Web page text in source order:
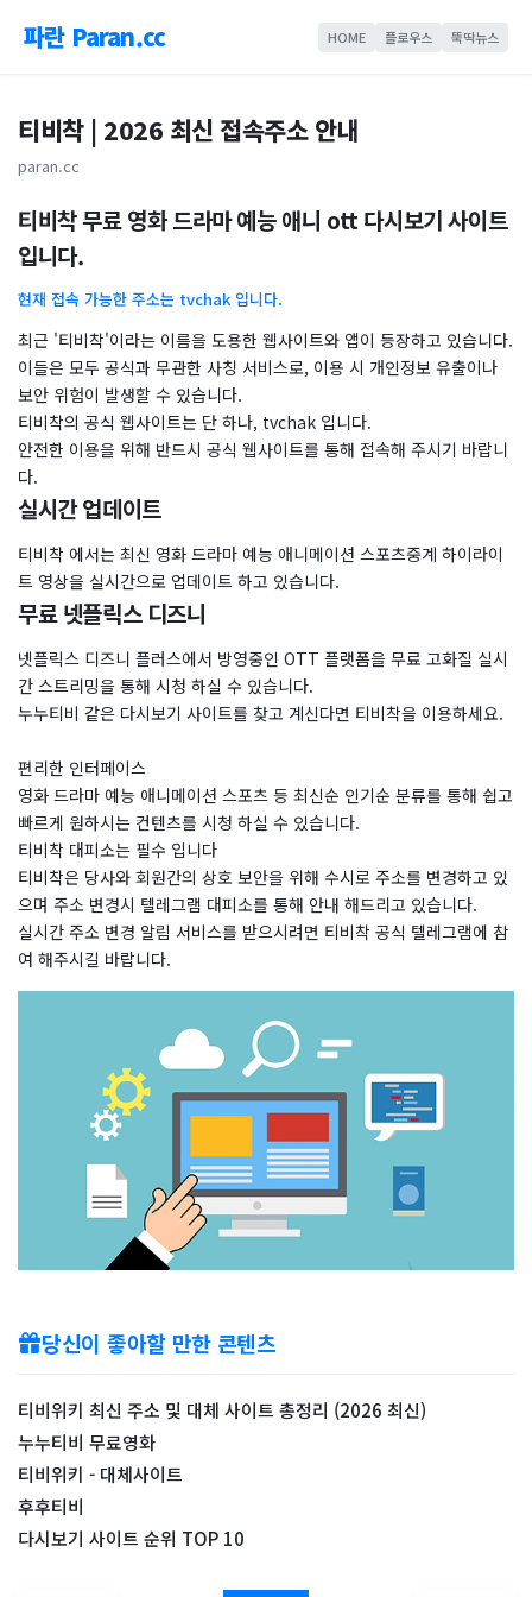
파란 Paran.cc HOME 플로우스 뚝딱뉴스
티비착 | 2026 최신 접속주소 안내
paran.cc
티비착 무료 영화 드라마 예능 애니 ott 다시보기 사이트
입니다.
현재 접속 가능한 주소는 tvchak 입니다.
최근 '티비착'이라는 이름을 도용한 웹사이트와 앱이 등장하고 있습니다.
이들은 모두 공식과 무관한 사칭 서비스로, 이용 시 개인정보 유출이나
보안 위험이 발생할 수 있습니다.
티비착의 공식 웹사이트는 단 하나, tvchak 입니다.
안전한 이용을 위해 반드시 공식 웹사이트를 통해 접속해 주시기 바랍니
다.
실시간 업데이트
티비착 에서는 최신 영화 드라마 예능 애니메이션 스포츠중계 하이라이
트 영상을 실시간으로 업데이트 하고 있습니다.
무료 넷플릭스 디즈니
넷플릭스 디즈니 플러스에서 방영중인 OTT 플랫폼을 무료 고화질 실시
간 스트리밍을 통해 시청 하실 수 있습니다.
누누티비 같은 다시보기 사이트를 찾고 계신다면 티비착을 이용하세요.
편리한 인터페이스
영화 드라마 예능 애니메이션 스포츠 등 최신순 인기순 분류를 통해 쉽고
빠르게 원하시는 컨텐츠를 시청 하실 수 있습니다.
티비착 대피소는 필수 입니다
티비착은 당사와 회원간의 상호 보안을 위해 수시로 주소를 변경하고 있
으며 주소 변경시 텔레그램 대피소를 통해 안내 해드리고 있습니다.
실시간 주소 변경 알림 서비스를 받으시려면 티비착 공식 텔레그램에 참
여 해주시길 바랍니다.
당신이 좋아할 만한 콘텐츠
티비위키 최신 주소 및 대체 사이트 총정리 (2026 최신)
누누티비 무료영화
티비위키 - 대체사이트
후후티비
다시보기 사이트 순위 TOP 10